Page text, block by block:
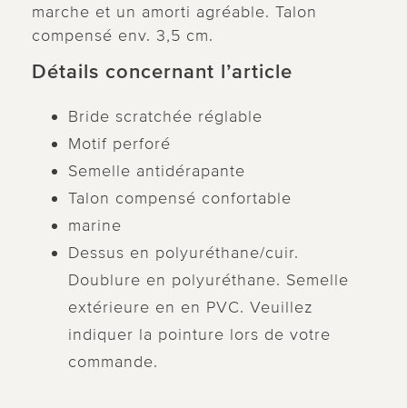
marche et un amorti agréable. Talon
compensé env. 3,5 cm.
Détails concernant l’article
Bride scratchée réglable
Motif perforé
Semelle antidérapante
Talon compensé confortable
marine
Dessus en polyuréthane/cuir.
Doublure en polyuréthane. Semelle
extérieure en en PVC. Veuillez
indiquer la pointure lors de votre
commande.